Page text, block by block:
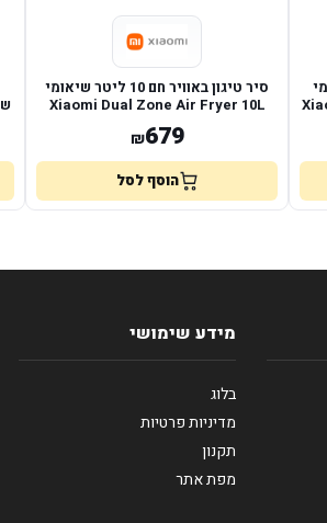
סיר טיגון באוויר חם 10 ליטר שיאומי
Xiaomi Dual Zone Air Fryer 10L
₪679
הוסף לסל
מידע שימושי
בלוג
מדיניות פרטיות
תקנון
מפת אתר